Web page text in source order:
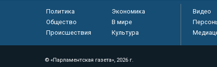
Политика
Экономика
Общество
В мире
Происшествия
Культура
Видео
© «Парламентская газета», 2026 г.